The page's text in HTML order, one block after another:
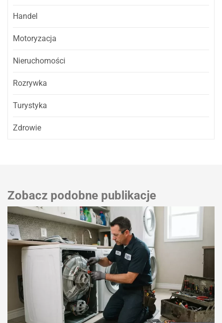
Handel
Motoryzacja
Nieruchomości
Rozrywka
Turystyka
Zdrowie
Zobacz podobne publikacje